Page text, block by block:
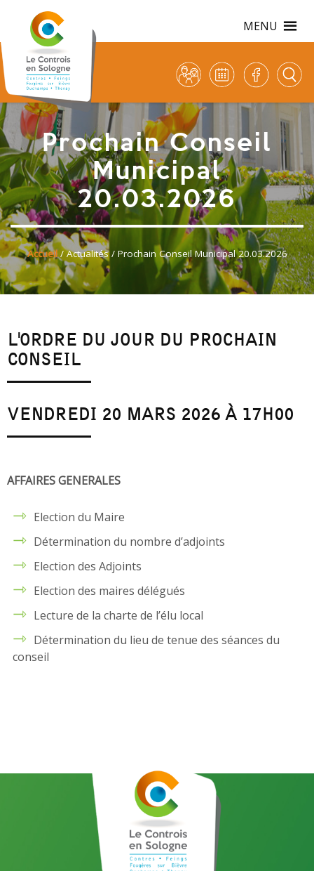
MENU
Prochain Conseil
Municipal
20.03.2026
Accueil/Actualités/ Prochain Conseil Municipal 20.03.2026
L'ORDRE DU JOUR DU PROCHAIN
CONSEIL
VENDREDI 20 MARS 2026 À 17H00
AFFAIRES GENERALES
Election du Maire
Détermination du nombre d’adjoints
Election des Adjoints
Election des maires délégués
Lecture de la charte de l’élu local
Détermination du lieu de tenue des séances du
conseil